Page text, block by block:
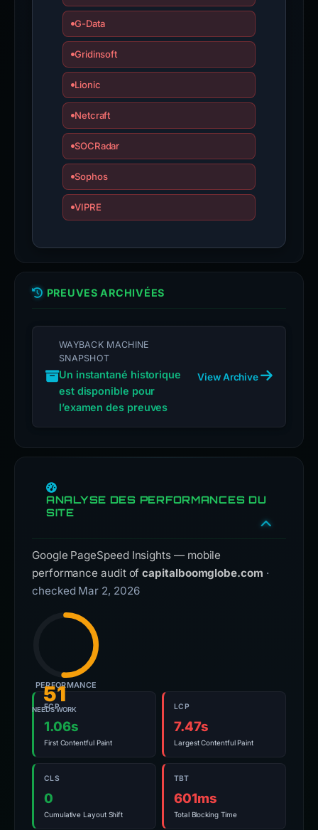
G-Data
Gridinsoft
Lionic
Netcraft
SOCRadar
Sophos
VIPRE
PREUVES ARCHIVÉES
WAYBACK MACHINE
SNAPSHOT
Un instantané historique
est disponible pour
l’examen des preuves
View Archive
ANALYSE DES PERFORMANCES DU
SITE
Google PageSpeed Insights — mobile
performance audit ofcapitalboomglobe.com ·
checked Mar 2, 2026
51
NEEDS WORK
PERFORMANCE
FCP
1.06s
First Contentful Paint
LCP
7.47s
Largest Contentful Paint
CLS
0
Cumulative Layout Shift
TBT
601ms
Total Blocking Time